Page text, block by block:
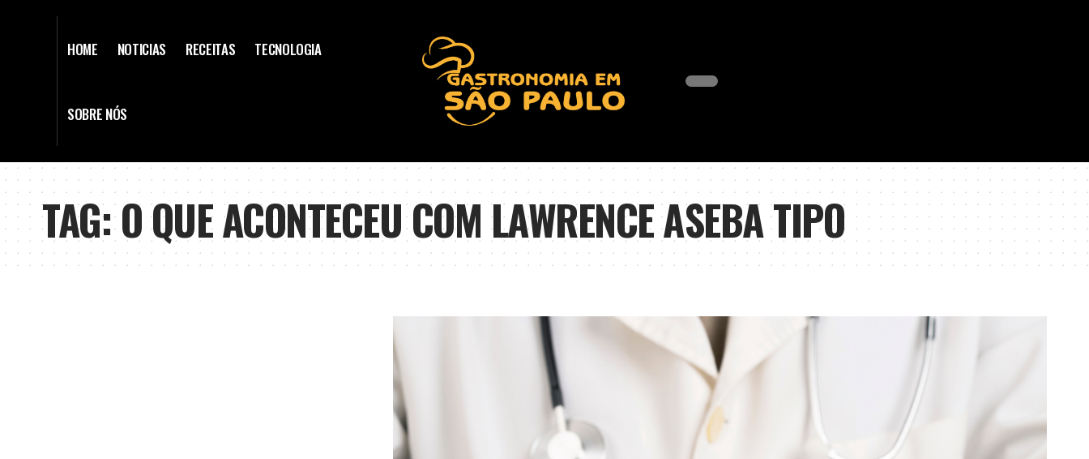
HOME NOTICIAS RECEITAS TECNOLOGIA
SOBRE NÓS
TAG:O QUE ACONTECEU COM LAWRENCE ASEBA TIPO